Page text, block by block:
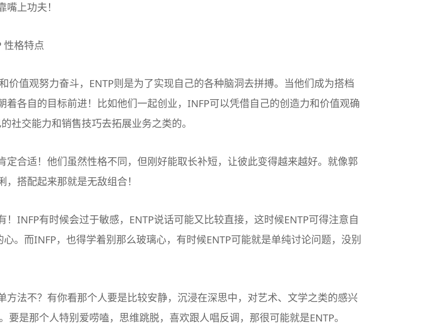
上功夫！
价值观努力奋斗，ENTP则是为了实现自己的各种脑洞去拼搏。当他们成为搭档
着各自的目标前进！比如他们一起创业，INFP可以凭借自己的创造力和价值观确
社交能力和销售技巧去拓展业务之类的。
定合适！他们虽然性格不同，但刚好能取长补短，让彼此变得越来越好。就像郭
搭配起来那就是无敌组合！
INFP有时候会过于敏感，ENTP说话可能又比较直接，这时候ENTP可得注意自
。而INFP，也得学着别那么玻璃心，有时候ENTP可能就是单纯讨论问题，没别
方法不？有你看那个人要是比较安静，沉浸在深思中，对艺术、文学之类的感兴
要是那个人特别爱唠嗑，思维跳脱，喜欢跟人唱反调，那很可能就是ENTP。